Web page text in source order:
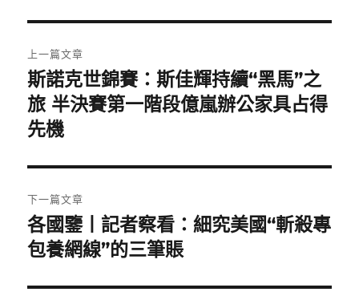
章
導
覽
上一篇文章
上
一
篇
章:
斯諾克世錦賽：斯佳輝持續“黑馬”之
旅 半決賽第一階段億嵐辦公家具占得
先機
下一篇文章
下
一
文
各國鑒丨記者察看：細究美國“斬殺專
包養網線”的三筆賬